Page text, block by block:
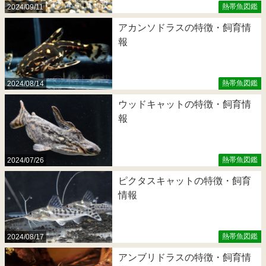
2024/09/11 熱帯魚図鑑
2024/08/14
アカンソドラスの特徴・飼育情
報
熱帯魚図鑑
2024/07/26
ウッドキャットの特徴・飼育情
報
熱帯魚図鑑
2024/08/17
ピクタスキャットの特徴・飼育
情報
熱帯魚図鑑
アンブリドラスの特徴・飼育情